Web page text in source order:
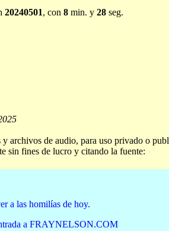
20240501, con 8 min. y 28 seg.
archivos de audio, para uso privado o
sin fines de lucro y citando la fuente:
a las homilías de hoy.
a FRAYNELSON.COM